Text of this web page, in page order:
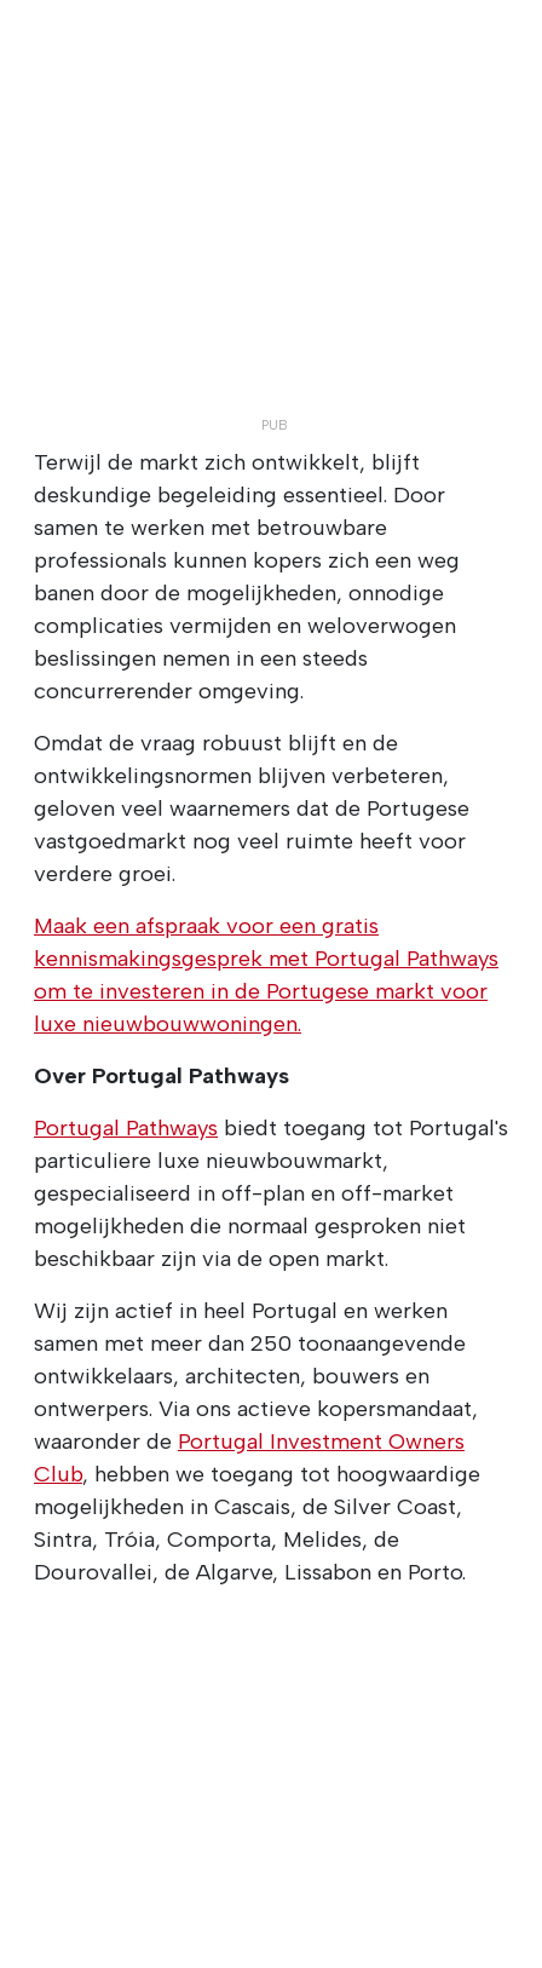
Terwijl de markt zich ontwikkelt, blijft
deskundige begeleiding essentieel. Door
samen te werken met betrouwbare
professionals kunnen kopers zich een weg
banen door de mogelijkheden, onnodige
complicaties vermijden en weloverwogen
beslissingen nemen in een steeds
concurrerender omgeving.
Omdat de vraag robuust blijft en de
ontwikkelingsnormen blijven verbeteren,
geloven veel waarnemers dat de Portugese
vastgoedmarkt nog veel ruimte heeft voor
verdere groei.
Maak een afspraak voor een gratis
kennismakingsgesprek met Portugal Pathways
om te investeren in de Portugese markt voor
luxe nieuwbouwwoningen.
Over Portugal Pathways
Portugal Pathways biedt toegang tot Portugal's
particuliere luxe nieuwbouwmarkt,
gespecialiseerd in off-plan en off-market
mogelijkheden die normaal gesproken niet
beschikbaar zijn via de open markt.
Wij zijn actief in heel Portugal en werken
samen met meer dan 250 toonaangevende
ontwikkelaars, architecten, bouwers en
ontwerpers. Via ons actieve kopersmandaat,
waaronder de Portugal Investment Owners
Club, hebben we toegang tot hoogwaardige
mogelijkheden in Cascais, de Silver Coast,
Sintra, Tróia, Comporta, Melides, de
Dourovallei, de Algarve, Lissabon en Porto.